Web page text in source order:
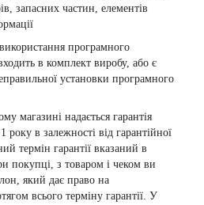
запасних частин, елементів
програмного
в комплект виробу, або є
установки програмного
магазині надається гарантія
року в залежності від гарантійної
термін гарантії вказаний в
покупці, з товаром і чеком ви
який дає право на
всього терміну гарантії. У